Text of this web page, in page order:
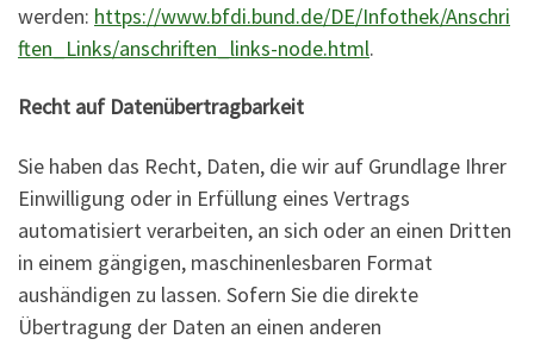
werden: https://www.bfdi.bund.de/DE/Infothek/Anschri
ften_Links/anschriften_links-node.html.
Recht auf Datenübertragbarkeit
Sie haben das Recht, Daten, die wir auf Grundlage Ihrer
Einwilligung oder in Erfüllung eines Vertrags
automatisiert verarbeiten, an sich oder an einen Dritten
in einem gängigen, maschinenlesbaren Format
aushändigen zu lassen. Sofern Sie die direkte
Übertragung der Daten an einen anderen